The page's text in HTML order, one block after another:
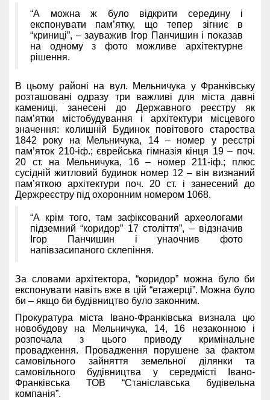
“А можна ж було відкрити середину і
експонувати пам’ятку, що тепер зігниє в
“криниці”, – зауважив Ігор Панчишин і показав
на одному з фото можливе архітектурне
рішення.
В цьому районі на вул. Мельничука у Франківську
розташовані одразу три важливі для міста давні
камениці, занесені до Державного реєстру як
пам’ятки містобудування і архітектури місцевого
значення: колишній Будинок повітового староства
1842 року на Мельничука, 14 – номер у реєстрі
пам’яток 210-іф.; єврейська гімназія кінця 19 – поч.
20 ст. на Мельничука, 16 – номер 211-іф.; плюс
сусідній житловий будинок номер 12 – він визнаний
пам’яткою архітектури поч. 20 ст. і занесений до
Держреєстру під охоронним номером 1068.
“А крім того, там зафіксований археологами
підземний “коридор” 17 століття”, – відзначив
Ігор Панчишин і унаочнив фото
напівзасипаного склепіння.
За словами архітектора, “коридор” можна було би
експонувати навіть вже в цій “етажерці”. Можна було
би – якщо би будівництво було законним.
Прокуратура міста Івано-Франківська визнала цю
новобудову на Мельничука, 14, 16 незаконною і
розпочала з цього приводу кримінальне
провадження. Провадження порушене за фактом
самовільного зайняття земельної ділянки та
самовільного будівництва у середмісті Івано-
Франківська ТОВ “Станіславська будівельна
компанія”.